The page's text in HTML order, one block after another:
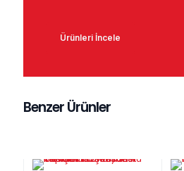
Ürünleri İncele
Benzer Ürünler